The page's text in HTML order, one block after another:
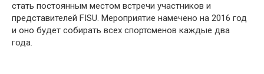
стать постоянным местом встречи участников и
представителей FISU. Мероприятие намечено на 2016 год
и оно будет собирать всех спортсменов каждые два
года.